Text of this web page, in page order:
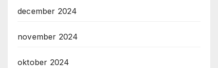
december 2024
november 2024
oktober 2024